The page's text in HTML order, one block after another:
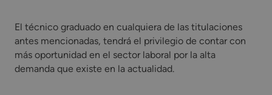
El técnico graduado en cualquiera de las titulaciones
antes mencionadas, tendrá el privilegio de contar con
más oportunidad en el sector laboral por la alta
demanda que existe en la actualidad.